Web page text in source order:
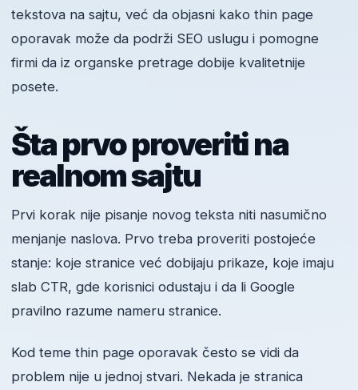
tekstova na sajtu, već da objasni kako thin page
oporavak može da podrži SEO uslugu i pomogne
firmi da iz organske pretrage dobije kvalitetnije
posete.
Šta prvo proveriti na
realnom sajtu
Prvi korak nije pisanje novog teksta niti nasumično
menjanje naslova. Prvo treba proveriti postojeće
stanje: koje stranice već dobijaju prikaze, koje imaju
slab CTR, gde korisnici odustaju i da li Google
pravilno razume nameru stranice.
Kod teme thin page oporavak često se vidi da
problem nije u jednoj stvari. Nekada je stranica